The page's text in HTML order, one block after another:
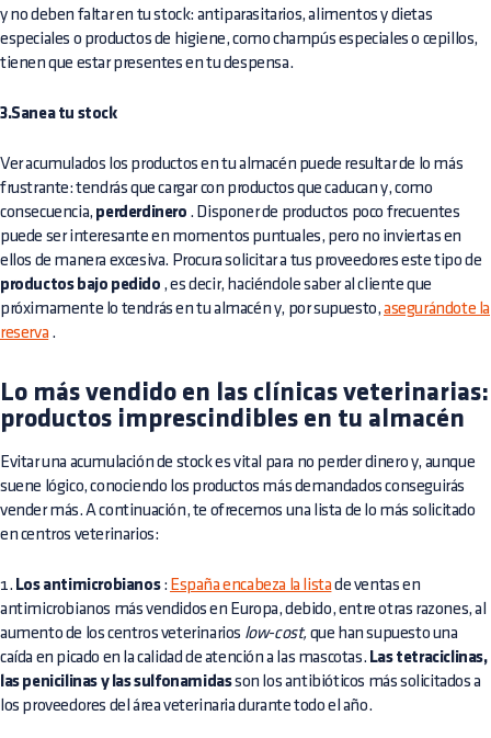
y no deben faltar en tu stock: antiparasitarios, alimentos y dietas
especiales o productos de higiene, como champús especiales o cepillos,
tienen que estar presentes en tu despensa.
3.Sanea tu stock
Ver acumulados los productos en tu almacén puede resultar de lo más
frustrante: tendrás que cargar con productos que caducan y, como
consecuencia, perderdinero . Disponer de productos poco frecuentes
puede ser interesante en momentos puntuales, pero no inviertas en
ellos de manera excesiva. Procura solicitar a tus proveedores este tipo de
productos bajo pedido , es decir, haciéndole saber al cliente que
próximamente lo tendrás en tu almacén y, por supuesto,asegurándote la
reserva .
Lo más vendido en las clínicas veterinarias:
productos imprescindibles en tu almacén
Evitar una acumulación de stock es vital para no perder dinero y, aunque
suene lógico, conociendo los productos más demandados conseguirás
vender más. A continuación, te ofrecemos una lista de lo más solicitado
en centros veterinarios:
1. Los antimicrobianos: España encabeza la lista de ventas en
antimicrobianos más vendidos en Europa, debido, entre otras razones, al
aumento de los centros veterinarios low-cost, que han supuesto una
caída en picado en la calidad de atención a las mascotas. Las tetraciclinas,
las penicilinas y las sulfonamidasson los antibióticos más solicitados a
los proveedores del área veterinaria durante todo el año.